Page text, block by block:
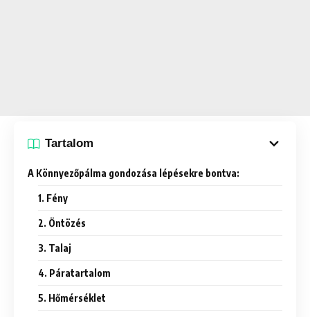
Tartalom
A Könnyezőpálma gondozása lépésekre bontva:
1. Fény
2. Öntözés
3. Talaj
4. Páratartalom
5. Hőmérséklet